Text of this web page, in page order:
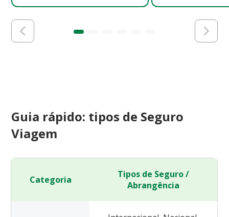
Guia rápido: tipos de Seguro
Viagem
Categoria
Tipos de Seguro /
Abrangência